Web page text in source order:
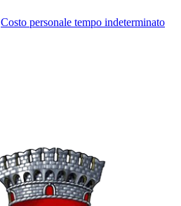
Costo personale tempo indeterminato